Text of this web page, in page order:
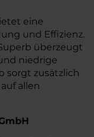
eine
und Effizienz.
überzeugt
niedrige
sorgt zusätzlich
allen